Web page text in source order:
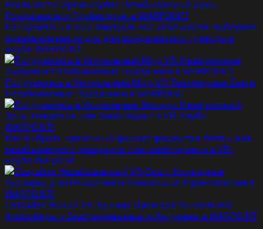
Погрузитесь в мир виртуальной реальности: выберите
идеальное место для дня рождения или турнира в
клубе WARPOINT
Погрузитесь в Уникальный Мир VR: Трёхмерные Бои и
Незабываемые Праздники в WARPOINT
Как выбрать идеальный формат фиджитал-битвы для
незабываемого праздника или тимбилдинга в VR-
клубе Warpoint
Создайте Яркий VR-турнир: Идеи для Уникальной
Атмосферы и Завораживающего Антуража в WARPOINT